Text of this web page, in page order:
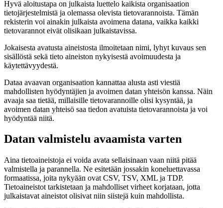
Hyvä aloitustapa on julkaista luettelo kaikista organisaation
tietojärjestelmistä ja olemassa olevista tietovarannoista. Tämän
rekisterin voi ainakin julkaista avoimena datana, vaikka kaikki
tietovarannot eivät olisikaan julkaistavissa.
Jokaisesta avatusta aineistosta ilmoitetaan nimi, lyhyt kuvaus sen
sisällöstä sekä tieto aineiston nykyisestä avoimuudesta ja
käytettävyydestä.
Dataa avaavan organisaation kannattaa alusta asti viestiä
mahdollisten hyödyntäjien ja avoimen datan yhteisön kanssa. Näin
avaaja saa tietää, millaisille tietovarannoille olisi kysyntää, ja
avoimen datan yhteisö saa tiedon avatuista tietovarannoista ja voi
hyödyntää niitä.
Datan valmistelu avaamista varten
Aina tietoaineistoja ei voida avata sellaisinaan vaan niitä pitää
valmistella ja parannella. Ne esitetään jossakin koneluettavassa
formaatissa, joita nykyään ovat CSV, TSV, XML ja TDP.
Tietoaineistot tarkistetaan ja mahdolliset virheet korjataan, jotta
julkaistavat aineistot olisivat niin siistejä kuin mahdollista.